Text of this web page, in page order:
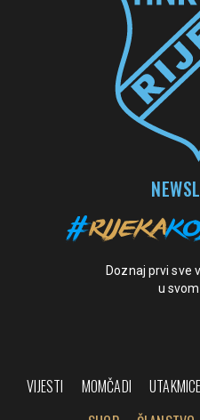
Doznaj prvi sve
u
VIJESTI MOMČADI UTAKMICE